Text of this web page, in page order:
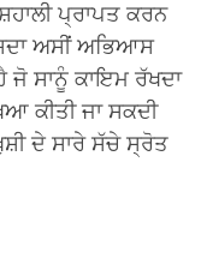
ਪ੍ਰਾਪਤ ਕਰਨ
ਅਸੀਂ ਅਭਿਆਸ
ਜੋ ਸਾਨੂੰ ਕਾਇਮ ਰੱਖਦਾ
ਕੀਤੀ ਜਾ ਸਕਦੀ
ਦੇ ਸਾਰੇ ਸੱਚੇ ਸ੍ਰੋਤ